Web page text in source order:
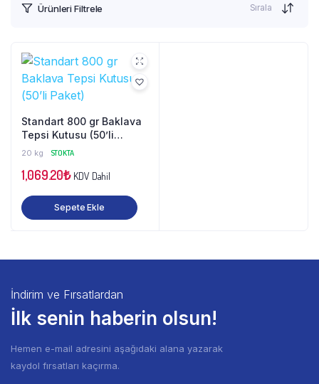
Ürünleri Filtrele Sırala
Standart 800 gr Baklava
Tepsi Kutusu (50’li
Paket)
20 kg STOKTA
1,069.20₺ KDV Dahil
Sepete Ekle
İndirim ve Fırsatlardan
İlk senin haberin olsun!
Hemen e-mail adresini aşağıdaki alana yazarak
kaydol fırsatları kaçırma.